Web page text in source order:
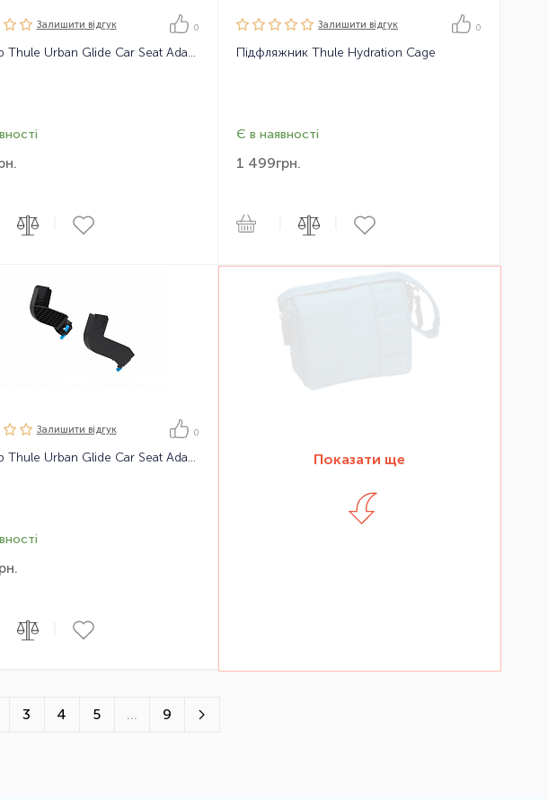
Залишити вiдгук 0
Адаптер Thule Urban Glide Car Seat Adapter Chicco
Залишити вiдгук 0
Підфляжник Thule Hydration Cage
Є в наявності
1 499грн.
Залишити вiдгук 0
Адаптер Thule Urban Glide Car Seat Adapter Maxi Cosi Показати ще
3 4 5 ... 9